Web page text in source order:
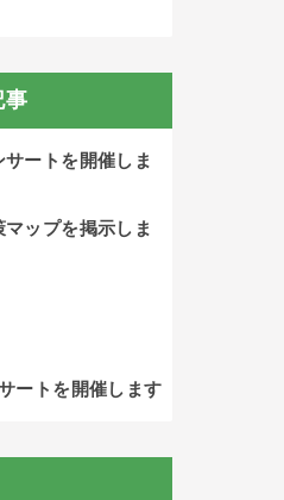
事
ートを開催しま
ップを掲示しま
ートを開催します